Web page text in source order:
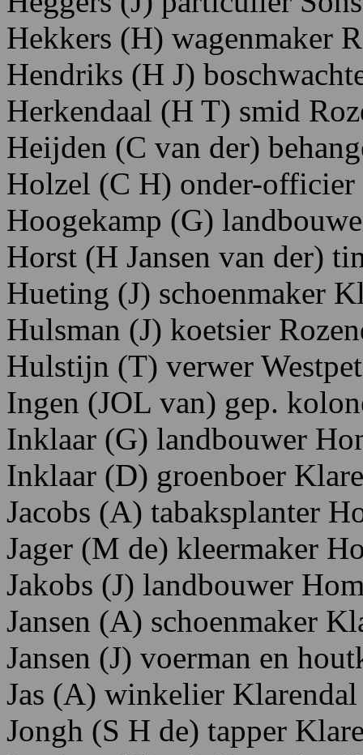
Hekkers (H) wagenmaker R
Hendriks (H J)
Herkendaal (H T) smid R
Heijden (C van der)
Holzel (C H) onder-officier
Hoogekamp (G)
Horst (H Jansen van der)
Hueting (J) schoenmaker K
Hulsman (J) koetsier
Hulstijn (T) verwer
Ingen (JOL van) gep.
Inklaar (G) landbouwer H
Inklaar (D) groenboer K
Jacobs (A) tabaksplanter H
Jager (M de) kleermaker H
Jakobs (J) landbouwer H
Jansen (A) schoenmaker K
Jansen (J) voerman en
Jas (A) winkelier Klarendal
Jongh (S H de) tapper K